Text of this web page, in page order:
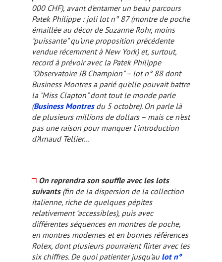
000 CHF), avant d'entamer un beau parcours
Patek Philippe : joli lot n° 87 (montre de poche
émaillée au décor de Suzanne Rohr, moins
"puissante" qu'une proposition précédente
vendue récemment à New York) et, surtout,
record à prévoir avec la Patek Philippe
"Observatoire JB Champion" – lot n° 88 dont
Business Montresa parié qu'elle pouvait battre
la "Miss Clapton" dont tout le monde parle
(Business Montresdu 5 octobre). On parle là
de plusieurs millions de dollars – mais ce n'est
pas une raison pour manquer l'introduction
d'Arnaud Tellier...
□ On reprendra son souffle avec les lots
suivants(fin de la dispersion de la collection
italienne, riche de quelques pépites
relativement "accessibles), puis avec
différentes séquences en montres de poche,
en montres modernes et en bonnes références
Rolex, dont plusieurs pourraient flirter avec les
six chiffres. De quoi patienter jusqu'au lot n°